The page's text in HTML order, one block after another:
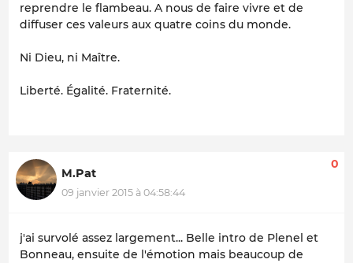
reprendre le flambeau. A nous de faire vivre et de
diffuser ces valeurs aux quatre coins du monde.
Ni Dieu, ni Maître.
Liberté. Égalité. Fraternité.
M.Pat
09 janvier 2015 à 04:58:44
0
j'ai survolé assez largement... Belle intro de Plenel et
Bonneau, ensuite de l'émotion mais beaucoup de